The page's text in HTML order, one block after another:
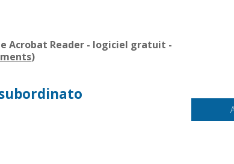
Acrobat Reader - logiciel gratuit -
)